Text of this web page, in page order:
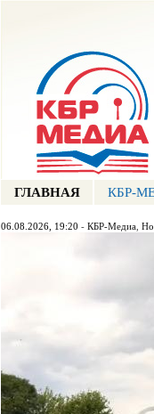
ГЛАВНАЯ КБР-
06.08.2026, 19:20 - КБР-Медиа